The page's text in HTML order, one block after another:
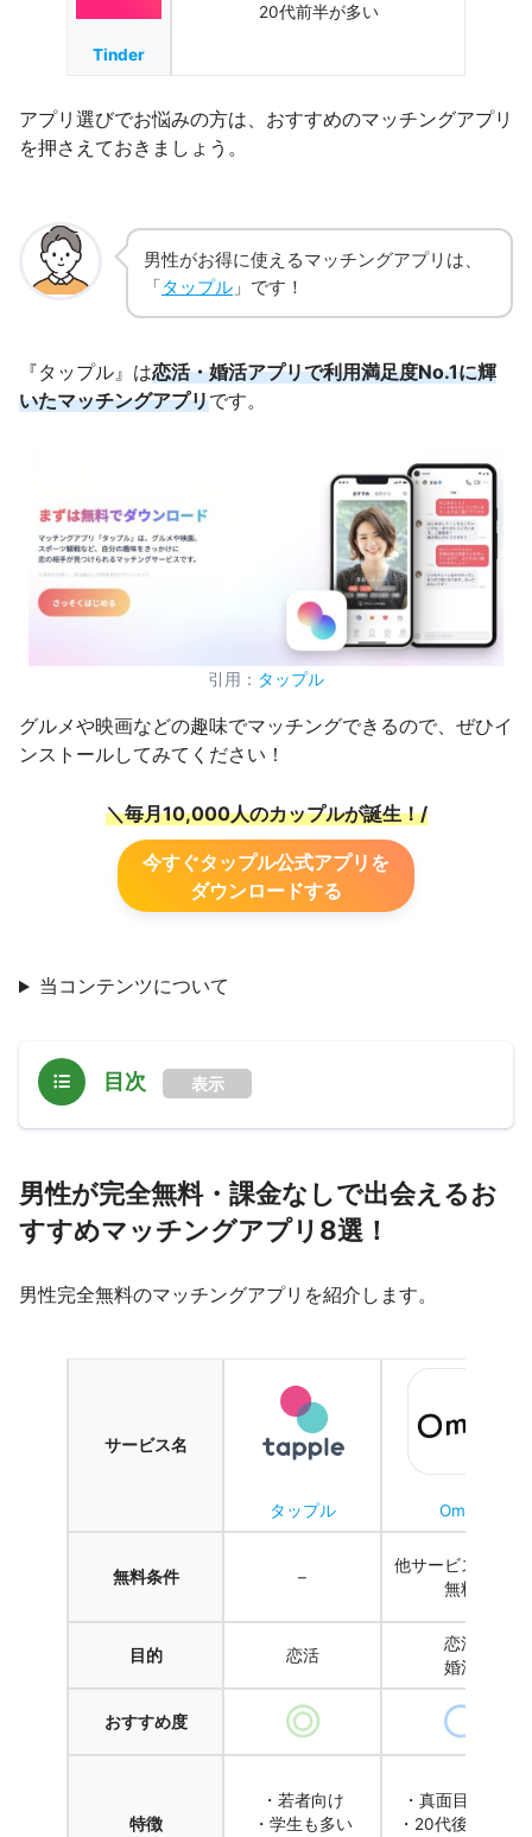
Tinder
20代前半が多い
アプリ選びでお悩みの方は、おすすめのマッチングアプリ
を押さえておきましょう。
男性がお得に使えるマッチングアプリは、
「タップル 」です！
『タップル』は恋活・婚活アプリで利用満足度No.1に輝
いたマッチングアプリです。
引用： タップル
グルメや映画などの趣味でマッチングできるので、ぜひイ
ンストールしてみてください！
＼毎月10,000人のカップルが誕生！/
今すぐタップル公式アプリを
ダウンロードする
当コンテンツについて
目次 表示
男性が完全無料・課金なしで出会えるお
すすめマッチングアプリ8選！
男性完全無料のマッチングアプリを紹介します。
サービス名
タップル Omiai
無料条件 –
他サービス登録で
無料
目的 恋活
恋活
婚活
おすすめ度
特徴
・若者向け
・学生も多い
・真面目な恋活
・20代後半〜30